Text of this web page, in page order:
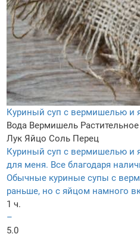
Куриный суп с вермишелью и
Вода Вермишель
Лук Яйцо Соль Перец
Куриный суп с вермишелью и
для меня. Все благодаря
Обычные куриные супы с
раньше, но с яйцом намного
1 ч.
–
5.0